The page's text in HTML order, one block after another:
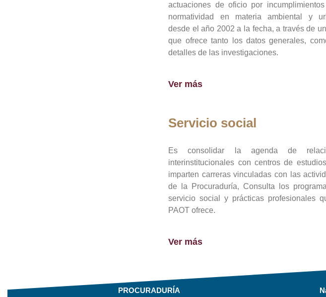
actuaciones de oficio por
normatividad en materia ambiental y
desde el año 2002 a la fecha, a través de
que ofrece tanto los datos generales,
detalles de las investigaciones.
Ver más
Servicio social
Es consolidar la agenda de
interinstitucionales con centros de
imparten carreras vinculadas con las
de la Procuraduría, Consulta los
servicio social y prácticas profesionales
PAOT ofrece.
Ver más
PROCURADURÍA